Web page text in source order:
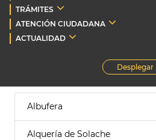
TRÁMITES
ATENCIÓN CIUDADANA
ACTUALIDAD
Desplegar
Albufera
Alquería de Solache